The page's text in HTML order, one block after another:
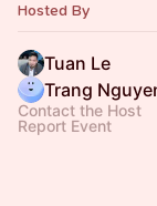
Hosted By
Tuan Le
Trang
Contact the Host
Report Event